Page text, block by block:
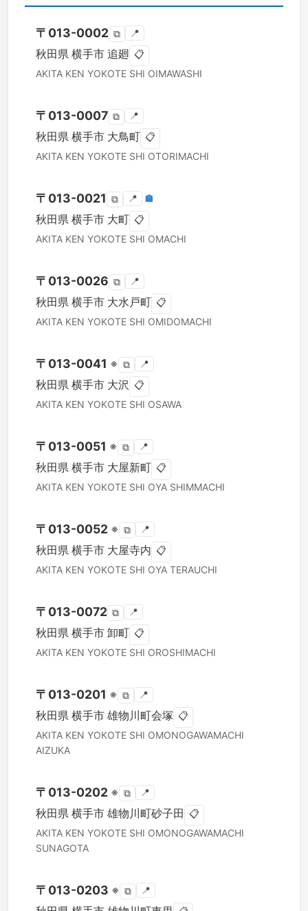
〒 013-0002 ⧉ 📍
秋田県 横手市 追廻 📋
AKITA KEN YOKOTE SHI OIMAWASHI
〒 013-0007 ⧉ 📍
秋田県 横手市 大鳥町 📋
AKITA KEN YOKOTE SHI OTORIMACHI
〒 013-0021 ⧉ 📍 🏣
秋田県 横手市 大町 📋
AKITA KEN YOKOTE SHI OMACHI
〒 013-0026 ⧉ 📍
秋田県 横手市 大水戸町 📋
AKITA KEN YOKOTE SHI OMIDOMACHI
〒 013-0041 ※ ⧉ 📍
秋田県 横手市 大沢 📋
AKITA KEN YOKOTE SHI OSAWA
〒 013-0051 ※ ⧉ 📍
秋田県 横手市 大屋新町 📋
AKITA KEN YOKOTE SHI OYA SHIMMACHI
〒 013-0052 ※ ⧉ 📍
秋田県 横手市 大屋寺内 📋
AKITA KEN YOKOTE SHI OYA TERAUCHI
〒 013-0072 ⧉ 📍
秋田県 横手市 卸町 📋
AKITA KEN YOKOTE SHI OROSHIMACHI
〒 013-0201 ※ ⧉ 📍
秋田県 横手市 雄物川町会塚 📋
AKITA KEN YOKOTE SHI OMONOGAWAMACHI
AIZUKA
〒 013-0202 ※ ⧉ 📍
秋田県 横手市 雄物川町砂子田 📋
AKITA KEN YOKOTE SHI OMONOGAWAMACHI
SUNAGOTA
〒 013-0203 ※ ⧉ 📍